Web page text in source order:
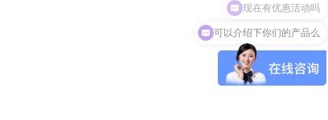
可以介绍下你们的产品么